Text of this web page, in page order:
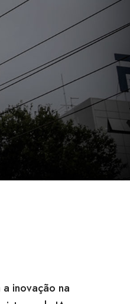
a inovação na